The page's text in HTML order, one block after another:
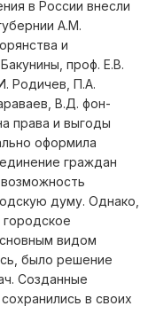
в России внесли
А.М.
и
проф. Е.В.
Родичев, П.А.
В.Д. фон-
права и выгоды
оформила
граждан
думу. Однако,
видом
было решение
Созданные
в своих